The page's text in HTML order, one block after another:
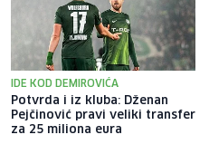
IDE KOD DEMIROVIĆA
Potvrda i iz kluba: Dženan
Pejčinović pravi veliki transfer
za 25 miliona eura